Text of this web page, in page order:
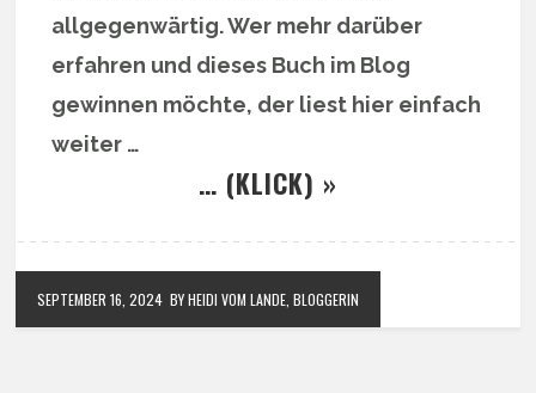
allgegenwärtig. Wer mehr darüber
erfahren und dieses Buch im Blog
gewinnen möchte, der liest hier einfach
weiter …
… (KLICK) »
SEPTEMBER 16, 2024 BY HEIDI VOM LANDE, BLOGGERIN